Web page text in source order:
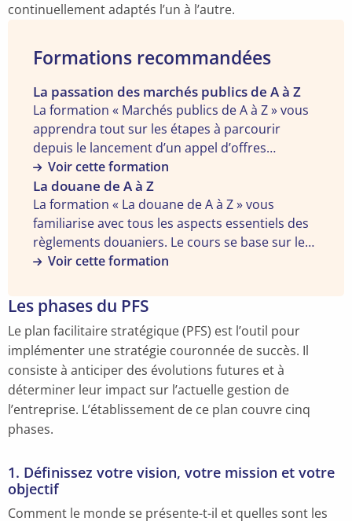
continuellement adaptés l’un à l’autre.
Formations recommandées
La passation des marchés publics de A à Z
La formation « Marchés publics de A à Z » vous
apprendra tout sur les étapes à parcourir
depuis le lancement d’un appel d’offres
conforme au marché jusqu’au choix du meilleur
fournisseur pour l’exécution de votre marché.
Après ce cours, vous serez devenu maître dans
l’art des adjudications et connaîtrez
parfaitement la réglementation en vigueur
grâce à l’expertise de professeurs qui ont fait de
Voir cette formation
Voir
la
formation
"La
passation
des
marchés
publics
de
A
Z"
La douane de A à Z
La formation « La douane de A à Z » vous
familiarise avec tous les aspects essentiels des
règlements douaniers. Le cours se base sur le
code douanier et vous y apprendrez tout ce que
l'administration, les méthodes de travail et les
éventuelles complications. Les connaissances et
les techniques apprises sont illustrées par des
exemples concrets et des études de cas.
Voir cette formation
Voir
la
formation
"La
douane
A
à
Z"
Les phases du PFS
Le plan facilitaire stratégique (PFS) est l’outil pour
implémenter une stratégie couronnée de succès. Il
consiste à anticiper des évolutions futures et à
déterminer leur impact sur l’actuelle gestion de
l’entreprise. L’établissement de ce plan couvre cinq
phases.
1. Définissez votre vision, votre mission et votre
objectif
Comment le monde se présente-t-il et quelles sont les